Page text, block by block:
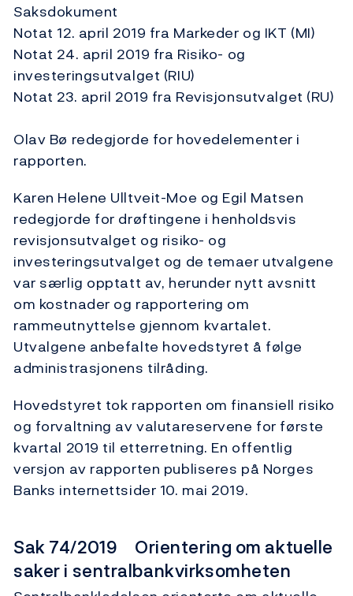
Saksdokument
Notat 12. april 2019 fra Markeder og IKT (MI)
Notat 24. april 2019 fra Risiko- og
investeringsutvalget (RIU)
Notat 23. april 2019 fra Revisjonsutvalget (RU)
Olav Bø redegjorde for hovedelementer i
rapporten.
Karen Helene Ulltveit-Moe og Egil Matsen
redegjorde for drøftingene i henholdsvis
revisjonsutvalget og risiko- og
investeringsutvalget og de temaer utvalgene
var særlig opptatt av, herunder nytt avsnitt
om kostnader og rapportering om
rammeutnyttelse gjennom kvartalet.
Utvalgene anbefalte hovedstyret å følge
administrasjonens tilråding.
Hovedstyret tok rapporten om finansiell risiko
og forvaltning av valutareservene for første
kvartal 2019 til etterretning. En offentlig
versjon av rapporten publiseres på Norges
Banks internettsider 10. mai 2019.
Sak 74/2019 Orientering om aktuelle
saker i sentralbankvirksomheten